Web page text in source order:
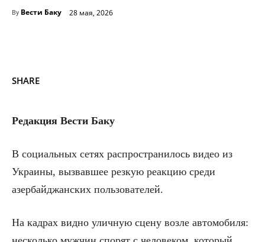
By Вести Баку 28 мая, 2026
SHARE
Редакция Вести Баку
В социальных сетях распространилось видео из
Украины, вызвавшее резкую реакцию среди
азербайджанских пользователей.
На кадрах видно уличную сцену возле автомобиля: